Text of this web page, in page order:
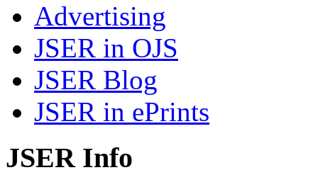
Advertising
JSER in OJS
JSER Blog
JSER in ePrints
JSER Info